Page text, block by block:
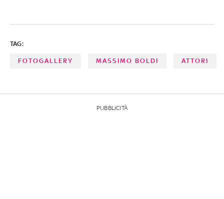
TAG:
FOTOGALLERY MASSIMO BOLDI ATTORI
PUBBLICITÀ